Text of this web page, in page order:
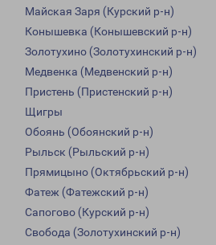
Майская Заря (Курский р-н)
Конышевка (Конышевский р-н)
Золотухино (Золотухинский р-н)
Медвенка (Медвенский р-н)
Пристень (Пристенский р-н)
Щигры
Обоянь (Обоянский р-н)
Рыльск (Рыльский р-н)
Прямицыно (Октябрьский р-н)
Фатеж (Фатежский р-н)
Сапогово (Курский р-н)
Свобода (Золотухинский р-н)